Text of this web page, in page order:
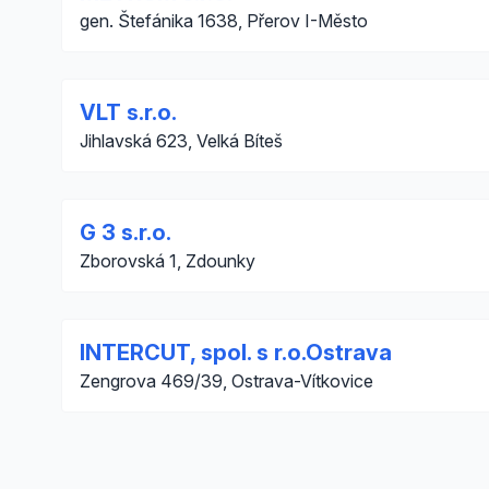
gen. Štefánika 1638, Přerov I-Město
VLT s.r.o.
Jihlavská 623, Velká Bíteš
G 3 s.r.o.
Zborovská 1, Zdounky
INTERCUT, spol. s r.o.Ostrava
Zengrova 469/39, Ostrava-Vítkovice